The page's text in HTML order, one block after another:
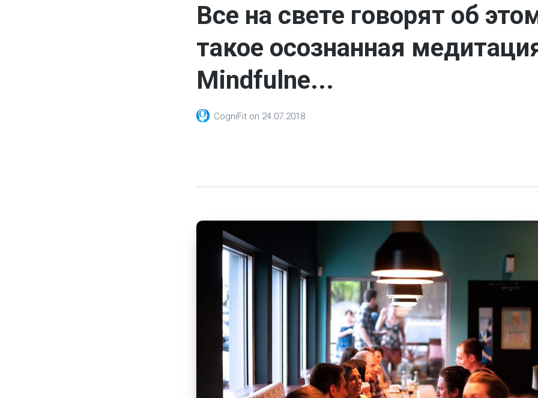
Все на свете говорят об
такое осознанная
Mindfulne...
CogniFit on 24.07.2018